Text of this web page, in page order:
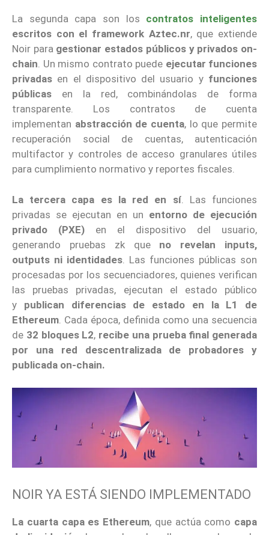
La segunda capa son los contratos inteligentes
escritos con el framework Aztec.nr, que extiende
Noir para gestionar estados públicos y privados on-
chain. Un mismo contrato puede ejecutar funciones
privadas en el dispositivo del usuario y funciones
públicas en la red, combinándolas de forma
transparente. Los contratos de cuenta
implementan abstracción de cuenta, lo que permite
recuperación social de cuentas, autenticación
multifactor y controles de acceso granulares útiles
para cumplimiento normativo y reportes fiscales.
La tercera capa es la red en sí. Las funciones
privadas se ejecutan en un entorno de ejecución
privado (PXE) en el dispositivo del usuario,
generando pruebas zk que no revelan inputs,
outputs ni identidades . Las funciones públicas son
procesadas por los secuenciadores, quienes verifican
las pruebas privadas, ejecutan el estado público
y publican diferencias de estado en la L1 de
Ethereum . Cada época, definida como una secuencia
de 32 bloques L2, recibe una prueba final generada
por una red descentralizada de probadores y
publicada on-chain.
NOIR YA ESTÁ SIENDO IMPLEMENTADO
La cuarta capa es Ethereum, que actúa como capa